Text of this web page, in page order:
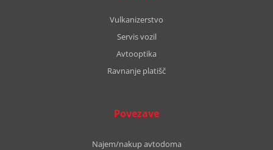
Vulkanizerstvo
Servis vozil
Avtooptika
Ravnanje platišč
Povezave
Najem/nakup avtodoma